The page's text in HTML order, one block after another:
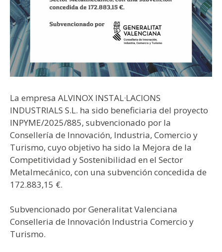
La empresa ALVINOX INSTAL·LACIONS
INDUSTRIALS S.L. ha sido beneficiaria del proyecto
INPYME/2025/885, subvencionado por la
Consellería de Innovación, Industria, Comercio y
Turismo, cuyo objetivo ha sido la Mejora de la
Competitividad y Sostenibilidad en el Sector
Metalmecánico, con una subvención concedida de
172.883,15 €.
Subvencionado por Generalitat Valenciana
Conselleria de Innovación Industria Comercio y
Turismo.